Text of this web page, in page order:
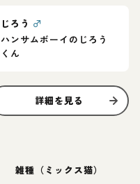
じろう ♂
ハンサムボーイのじろう
くん
詳細を見る
雑種（ミックス猫）